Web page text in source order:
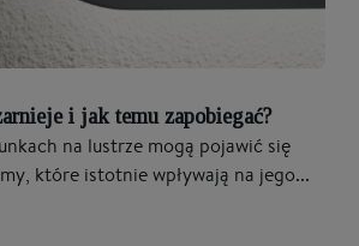
i jak temu zapobiegać?
na lustrze mogą pojawić się
które istotnie wpływają na jego...